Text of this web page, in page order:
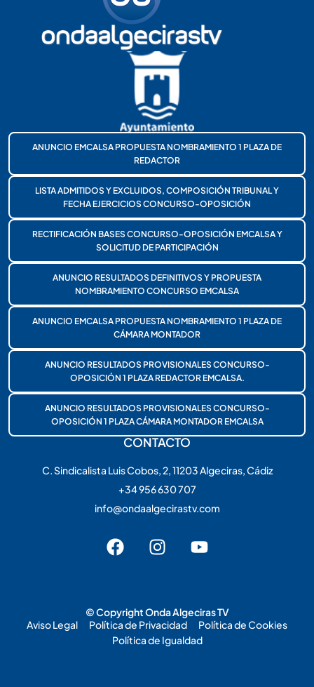
ANUNCIO EMCALSA PROPUESTA NOMBRAMIENTO 1 PLAZA DE
REDACTOR
LISTA ADMITIDOS Y EXCLUIDOS, COMPOSICIÓN TRIBUNAL Y
FECHA EJERCICIOS CONCURSO-OPOSICIÓN
RECTIFICACIÓN BASES CONCURSO-OPOSICIÓN EMCALSA Y
SOLICITUD DE PARTICIPACIÓN
ANUNCIO RESULTADOS DEFINITIVOS Y PROPUESTA
NOMBRAMIENTO CONCURSO EMCALSA
ANUNCIO EMCALSA PROPUESTA NOMBRAMIENTO 1 PLAZA DE
CÁMARA MONTADOR
ANUNCIO RESULTADOS PROVISIONALES CONCURSO-
OPOSICIÓN 1 PLAZA REDACTOR EMCALSA.
ANUNCIO RESULTADOS PROVISIONALES CONCURSO-
OPOSICIÓN 1 PLAZA CÁMARA MONTADOR EMCALSA
CONTACTO
C. Sindicalista Luis Cobos, 2, 11203 Algeciras, Cádiz
+34 956 630 707
info@ondaalgecirastv.com
© Copyright Onda Algeciras TV
Aviso Legal
Política de Privacidad
Política de Cookies
Política de Igualdad